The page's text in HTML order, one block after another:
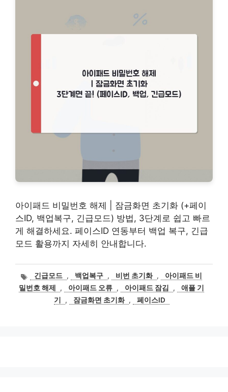
아이패드 비밀번호 해제 | 잠금화면 초기화 (+페이
스ID, 백업복구, 긴급모드) 방법, 3단계로 쉽고 빠르
게 해결하세요. 페이스ID 연동부터 백업 복구, 긴급
모드 활용까지 자세히 안내합니다.
태
그
긴급모드 , 백업복구 , 비번 초기화 ,
아이패드 비
밀번호 해제
, 아이패드 오류 , 아이패드 잠김 ,
애플 기
기
, 잠금화면 초기화 , 페이스ID